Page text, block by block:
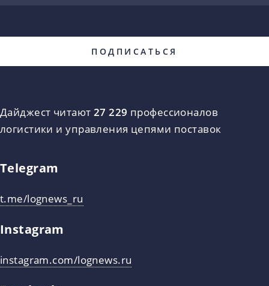
Дайджест читают 27 229 профессионалов
логистики и управления цепями поставок
Telegram
t.me/lognews_ru
Instagram
instagram.com/lognews.ru